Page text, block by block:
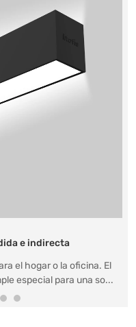
e indirecta
el hogar o la oficina. El
especial para una so...